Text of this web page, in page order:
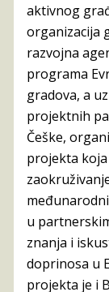
aktivnog
organizacija
razvojna
programa
gradova, a
projektnih
Češke,
projekta
u
znanja i
doprinosa u
projekta je i